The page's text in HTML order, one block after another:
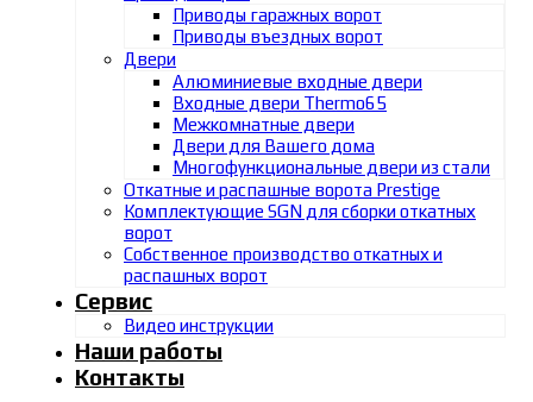
Приводы гаражных ворот
Приводы въездных ворот
Двери
Алюминиевые входные двери
Входные двери Thermo65
Межкомнатные двери
Двери для Вашего дома
Многофункциональные двери из стали
Откатные и распашные ворота Prestige
Комплектующие SGN для сборки откатных
ворот
Собственное производство откатных и
распашных ворот
Сервис
Видео инструкции
Наши работы
Контакты